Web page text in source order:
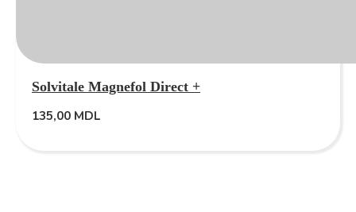
Solvitale Magnefol Direct +
135,00 MDL